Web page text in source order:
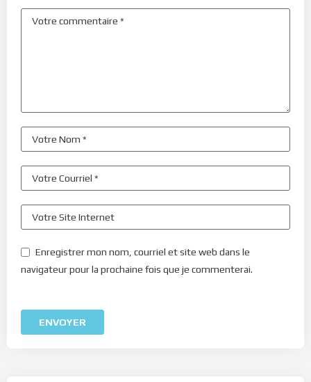
Enregistrer mon nom, courriel et site web dans le
navigateur pour la prochaine fois que je commenterai.